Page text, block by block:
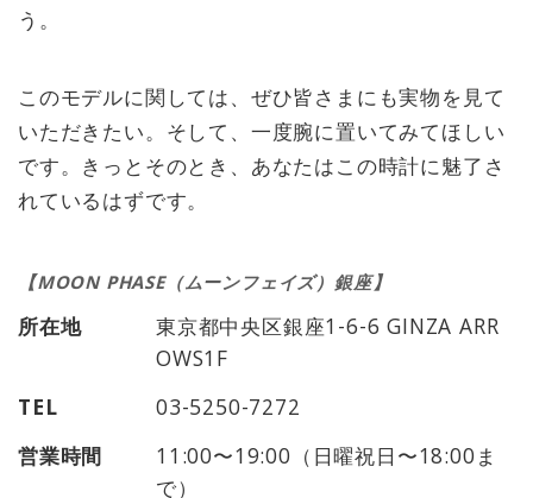
う。
このモデルに関しては、ぜひ皆さまにも実物を見て
いただきたい。そして、一度腕に置いてみてほしい
です。きっとそのとき、あなたはこの時計に魅了さ
れているはずです。
所在地
東京都中央区銀座1-6-6 GINZA ARR
OWS1F
TEL
03-5250-7272
営業時間
11:00〜19:00（日曜祝日〜18:00ま
で）
【MOON PHASE（ムーンフェイズ）銀座】